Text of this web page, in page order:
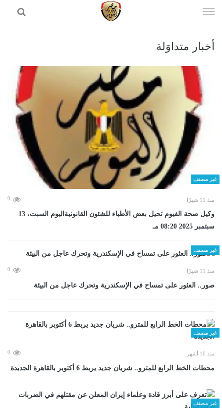
الى
أخبار متداوَلة
غير مصنف
منذ 11 شهرًا 0
وكيل صحة الفيوم تحيل بعض الأطباء للشئون القانونيةاليوم السبت، 13
سبتمبر 2025 08:20 مـ
غير مصنف
منذ 11 شهرًا 0
صور.. العثور على تمساح في الإسكندرية وتحرك عاجل من البيئة
غير مصنف
منذ 10 أشهر 0
محطات الخط الرابع للمترو.. شريان جديد يربط 6 أكتوبر بالقاهرة الجديدة
غير مصنف